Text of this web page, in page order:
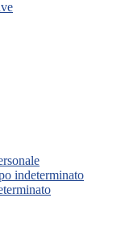
indeterminato